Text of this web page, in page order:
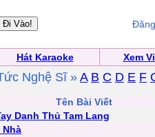
Hát Karaoke Xem
Nghệ Sĩ »A B C D E F
Tên Bài Viết
Danh Thủ Tam Lang
Nhà